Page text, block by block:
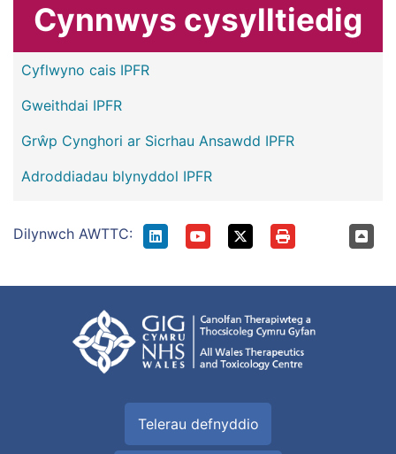
Cynnwys cysylltiedig
Cyflwyno cais IPFR
Gweithdai IPFR
Grŵp Cynghori ar Sicrhau Ansawdd IPFR
Adroddiadau blynyddol IPFR
Dilynwch AWTTC:
Telerau defnyddio